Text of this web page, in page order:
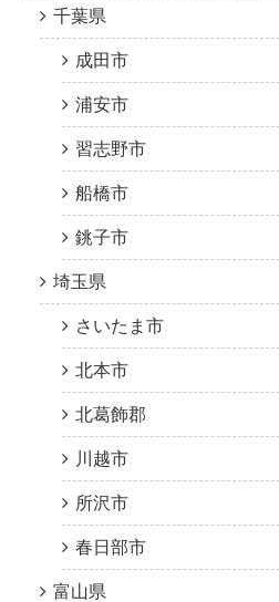
千葉県
成田市
浦安市
習志野市
船橋市
銚子市
埼玉県
さいたま市
北本市
北葛飾郡
川越市
所沢市
春日部市
富山県